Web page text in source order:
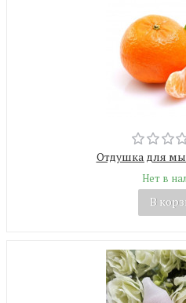
Отдушка для
Нет в
В